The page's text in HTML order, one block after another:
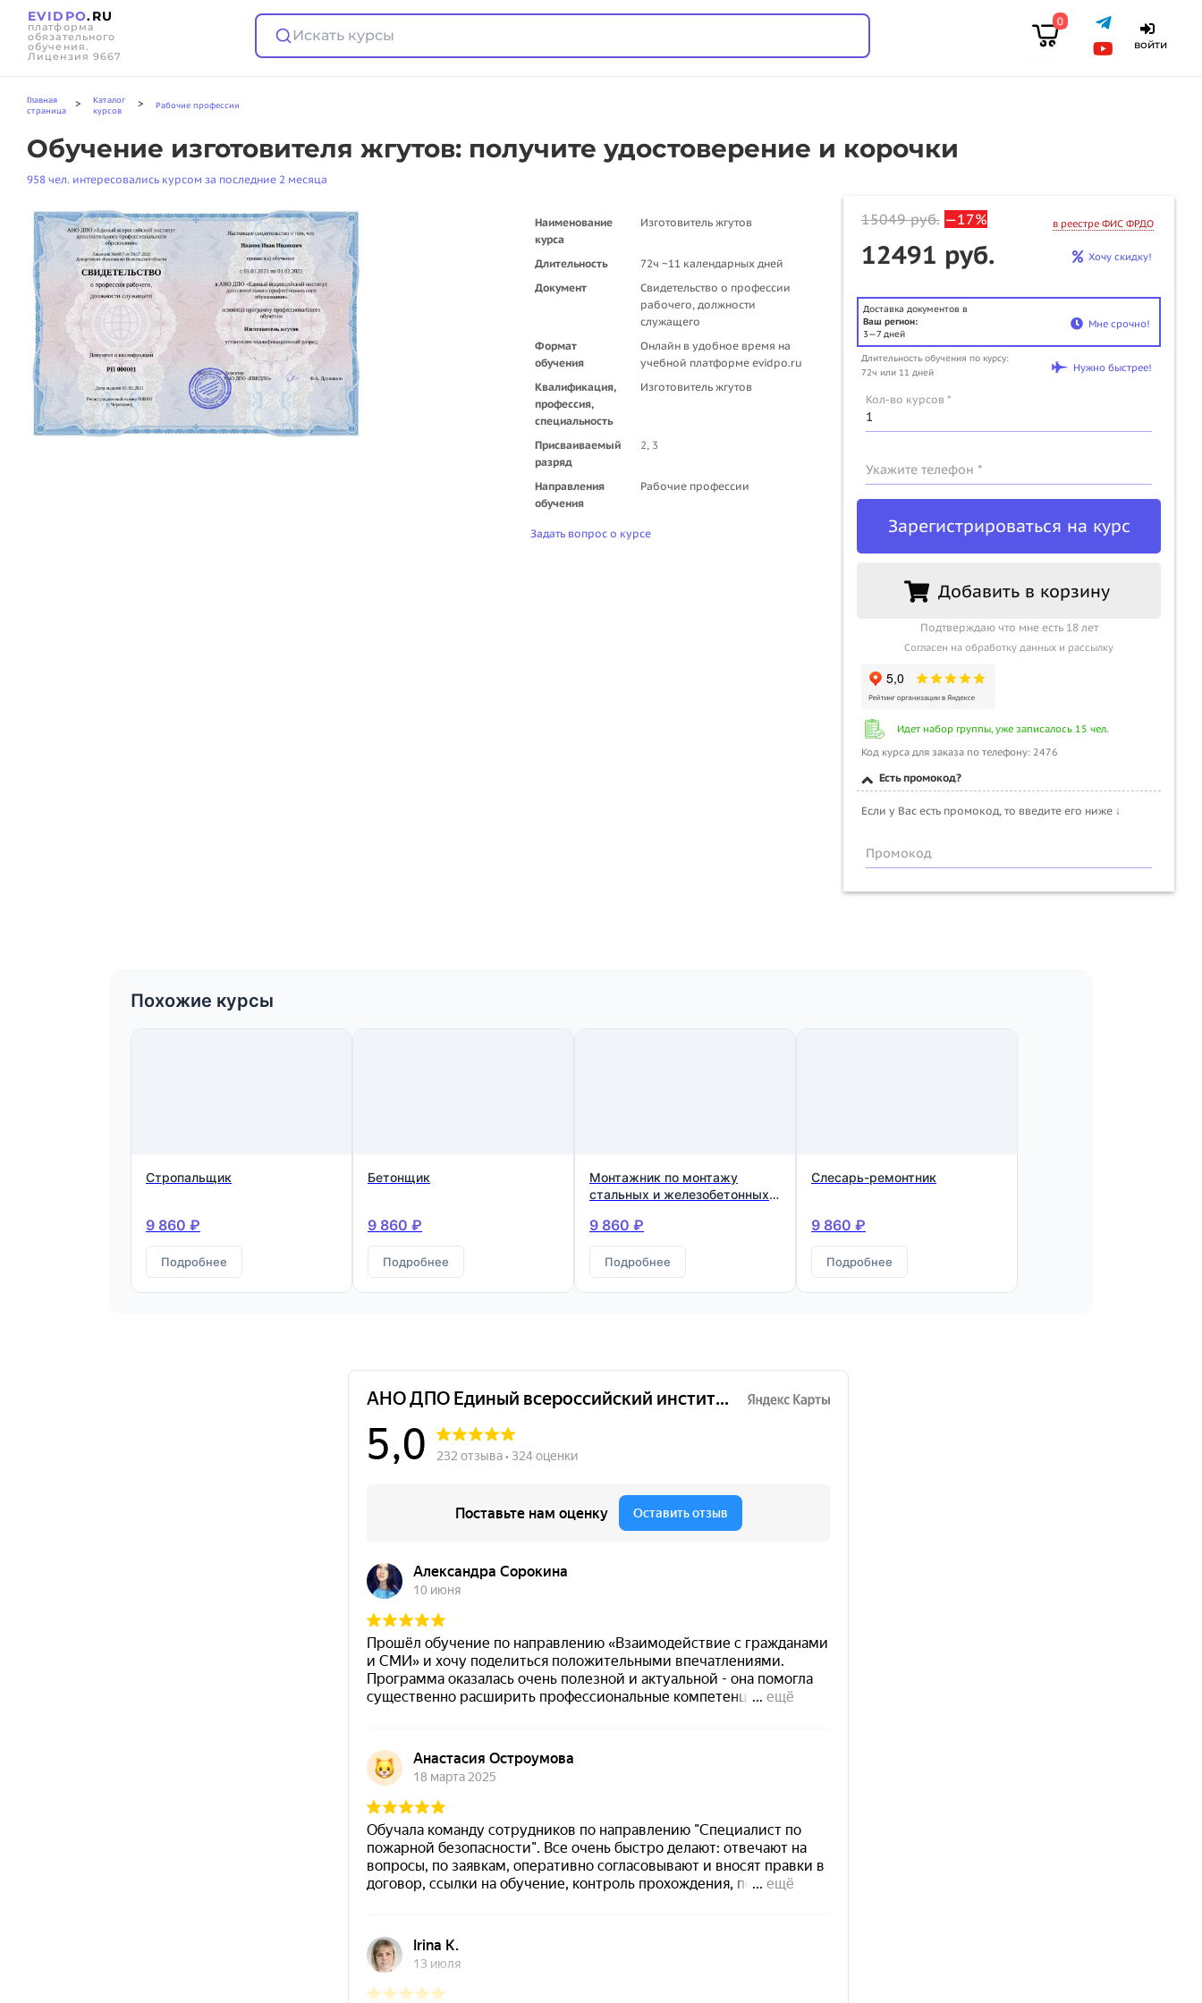
EVIDPO.RU
платформа
обязательного
обучения.
Лицензия 9667
Искать курсы
0
войти
Главная
страница
>
Каталог
курсов
> Рабочие профессии
Обучение изготовителя жгутов: получите удостоверение и корочки
958 чел. интересовались курсом за последние 2 месяца
Наименование
курса
Изготовитель жгутов
Длительность
72ч ~11 календарных дней
Документ
Свидетельство о профессии
рабочего, должности
служащего
Формат
обучения
Онлайн в удобное время на
учебной платформе evidpo.ru
Квалификация,
профессия,
специальность
Изготовитель жгутов
Присваиваемый
разряд
2, 3
Направления
обучения
Рабочие профессии
Задать вопрос о курсе
15049руб. —17% в реестре ФИС ФРДО
12491 руб. Хочу скидку!
Доставка документов в
Ваш регион:
3—7 дней
Мне срочно!
Длительность обучения по курсу:
72ч или 11 дней
Нужно быстрее!
Кол-во курсов *
Укажите телефон *
Зарегистрироваться на курс
Добавить в корзину
Подтверждаю что мне есть 18 лет
Согласен на обработку данных и рассылку
Идет набор группы, уже записалось 15 чел.
Код курса для заказа по телефону: 2476
Есть промокод?
Если у Вас есть промокод, то введите его ниже ↓
Промокод
Похожие курсы
Стропальщик
9 860 ₽
Подробнее
Бетонщик
9 860 ₽
Подробнее
Монтажник по монтажу
стальных и железобетонных
9 860 ₽
Подробнее
Слесарь-ремонтник
9 860 ₽
Подробнее